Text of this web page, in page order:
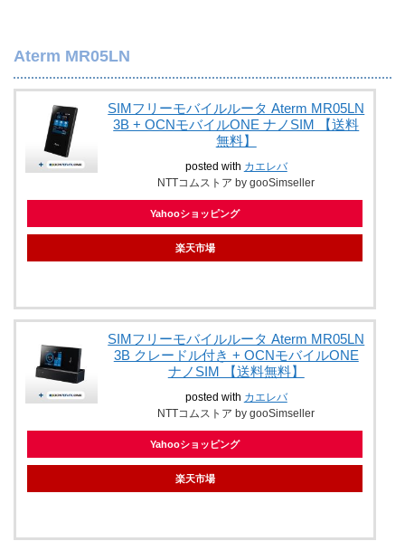
Aterm MR05LN
SIMフリーモバイルルータ Aterm MR05LN
3B + OCNモバイルONE ナノSIM 【送料
無料】
posted with カエレバ
NTTコムストア by gooSimseller
Yahooショッピング
楽天市場
SIMフリーモバイルルータ Aterm MR05LN
3B クレードル付き + OCNモバイルONE
ナノSIM 【送料無料】
posted with カエレバ
NTTコムストア by gooSimseller
Yahooショッピング
楽天市場